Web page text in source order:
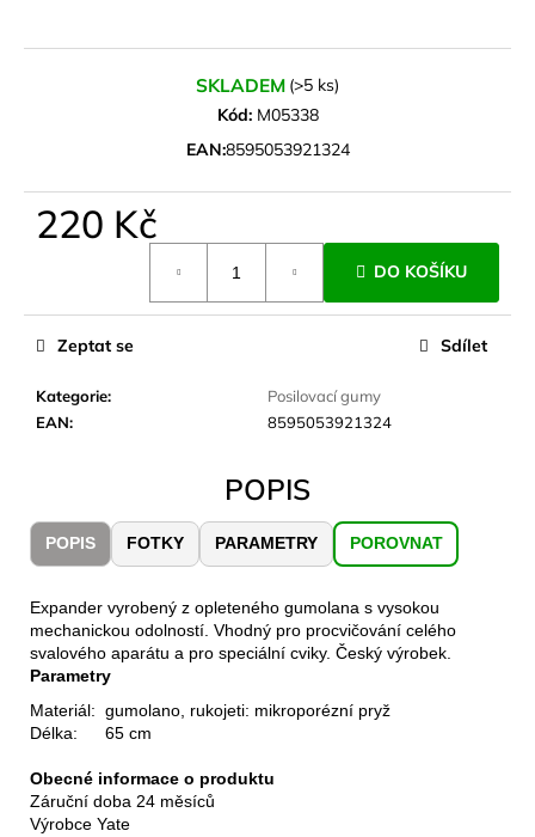
SKLADEM (>5 ks)
Kód: M05338
EAN:8595053921324
220 Kč
DO KOŠÍKU
Kategorie:
Posilovací gumy
EAN: 8595053921324
Zeptat se Sdílet
POPIS
POPIS FOTKY PARAMETRY POROVNAT
Expander vyrobený z opleteného gumolana s vysokou
mechanickou odolností. Vhodný pro procvičování celého
svalového aparátu a pro speciální cviky. Český výrobek.
Parametry
Materiál: gumolano, rukojeti: mikroporézní pryž
Délka:
65 cm
Obecné informace o produktu
Záruční doba 24 měsíců
Výrobce Yate
HLEDAT
D
o
p
u
u
e
m
e
JOMA
25
BĚŽECKÉ
TRAILOVÉ